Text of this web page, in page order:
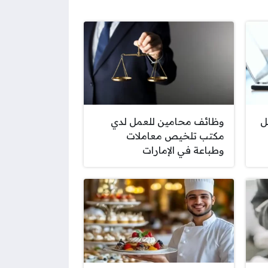
وظائف محامين للعمل لدي
مكتب تلخيص معاملات
وطباعة في الإمارات